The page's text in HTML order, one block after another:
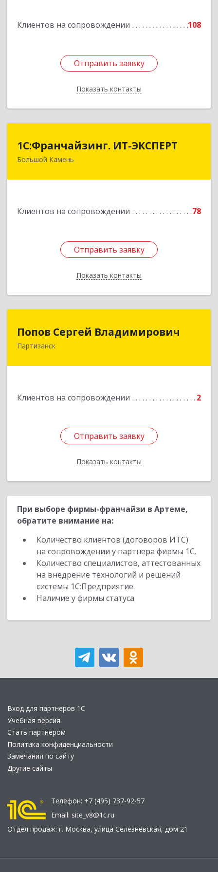
Клиентов на сопровождении 108
Отправить заявку
Показать контакты
Отправить заявку
Назад
1С:Франчайзинг. ИТ-ЭКСПЕРТ
Большой Камень
Клиентов на сопровождении 78
Отправить заявку
Показать контакты
1С:Франчайзинг. ИТ-ЭКСПЕРТ
692806, Приморский край, Большой Камень г,
Отправить заявку
Назад
Попов Сергей Владимирович
Партизанск
Клиентов на сопровождении 2
Отправить заявку
Показать контакты
Попов Сергей Владимирович
692922, Приморский край, г. Находка, ул.
Отправить заявку
Назад
При выборе фирмы-франчайзи в Артеме,
обратите внимание на:
Количество клиентов (договоров ИТС)
на сопровождении у партнера фирмы 1С.
Количество специалистов, аттестованных
на внедрение технологий и решений
системы 1С:Предприятие.
Наличие у фирмы статуса
Вход для партнеров 1С
Учебная версия
Стать партнером
Политика конфиденциальности
Замечания по сайту
Другие сайты
Телефон: +7 (495) 737-92-57
Email: site_v8@1c.ru
Отдел продаж: г. Москва, улица Селезнёвская, дом 21